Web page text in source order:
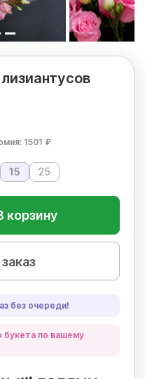
1501 ₽
15 25
корзину
без очереди!
букета по вашему